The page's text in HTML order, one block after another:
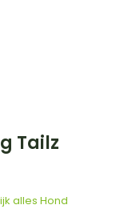
Tailz
alles Hond